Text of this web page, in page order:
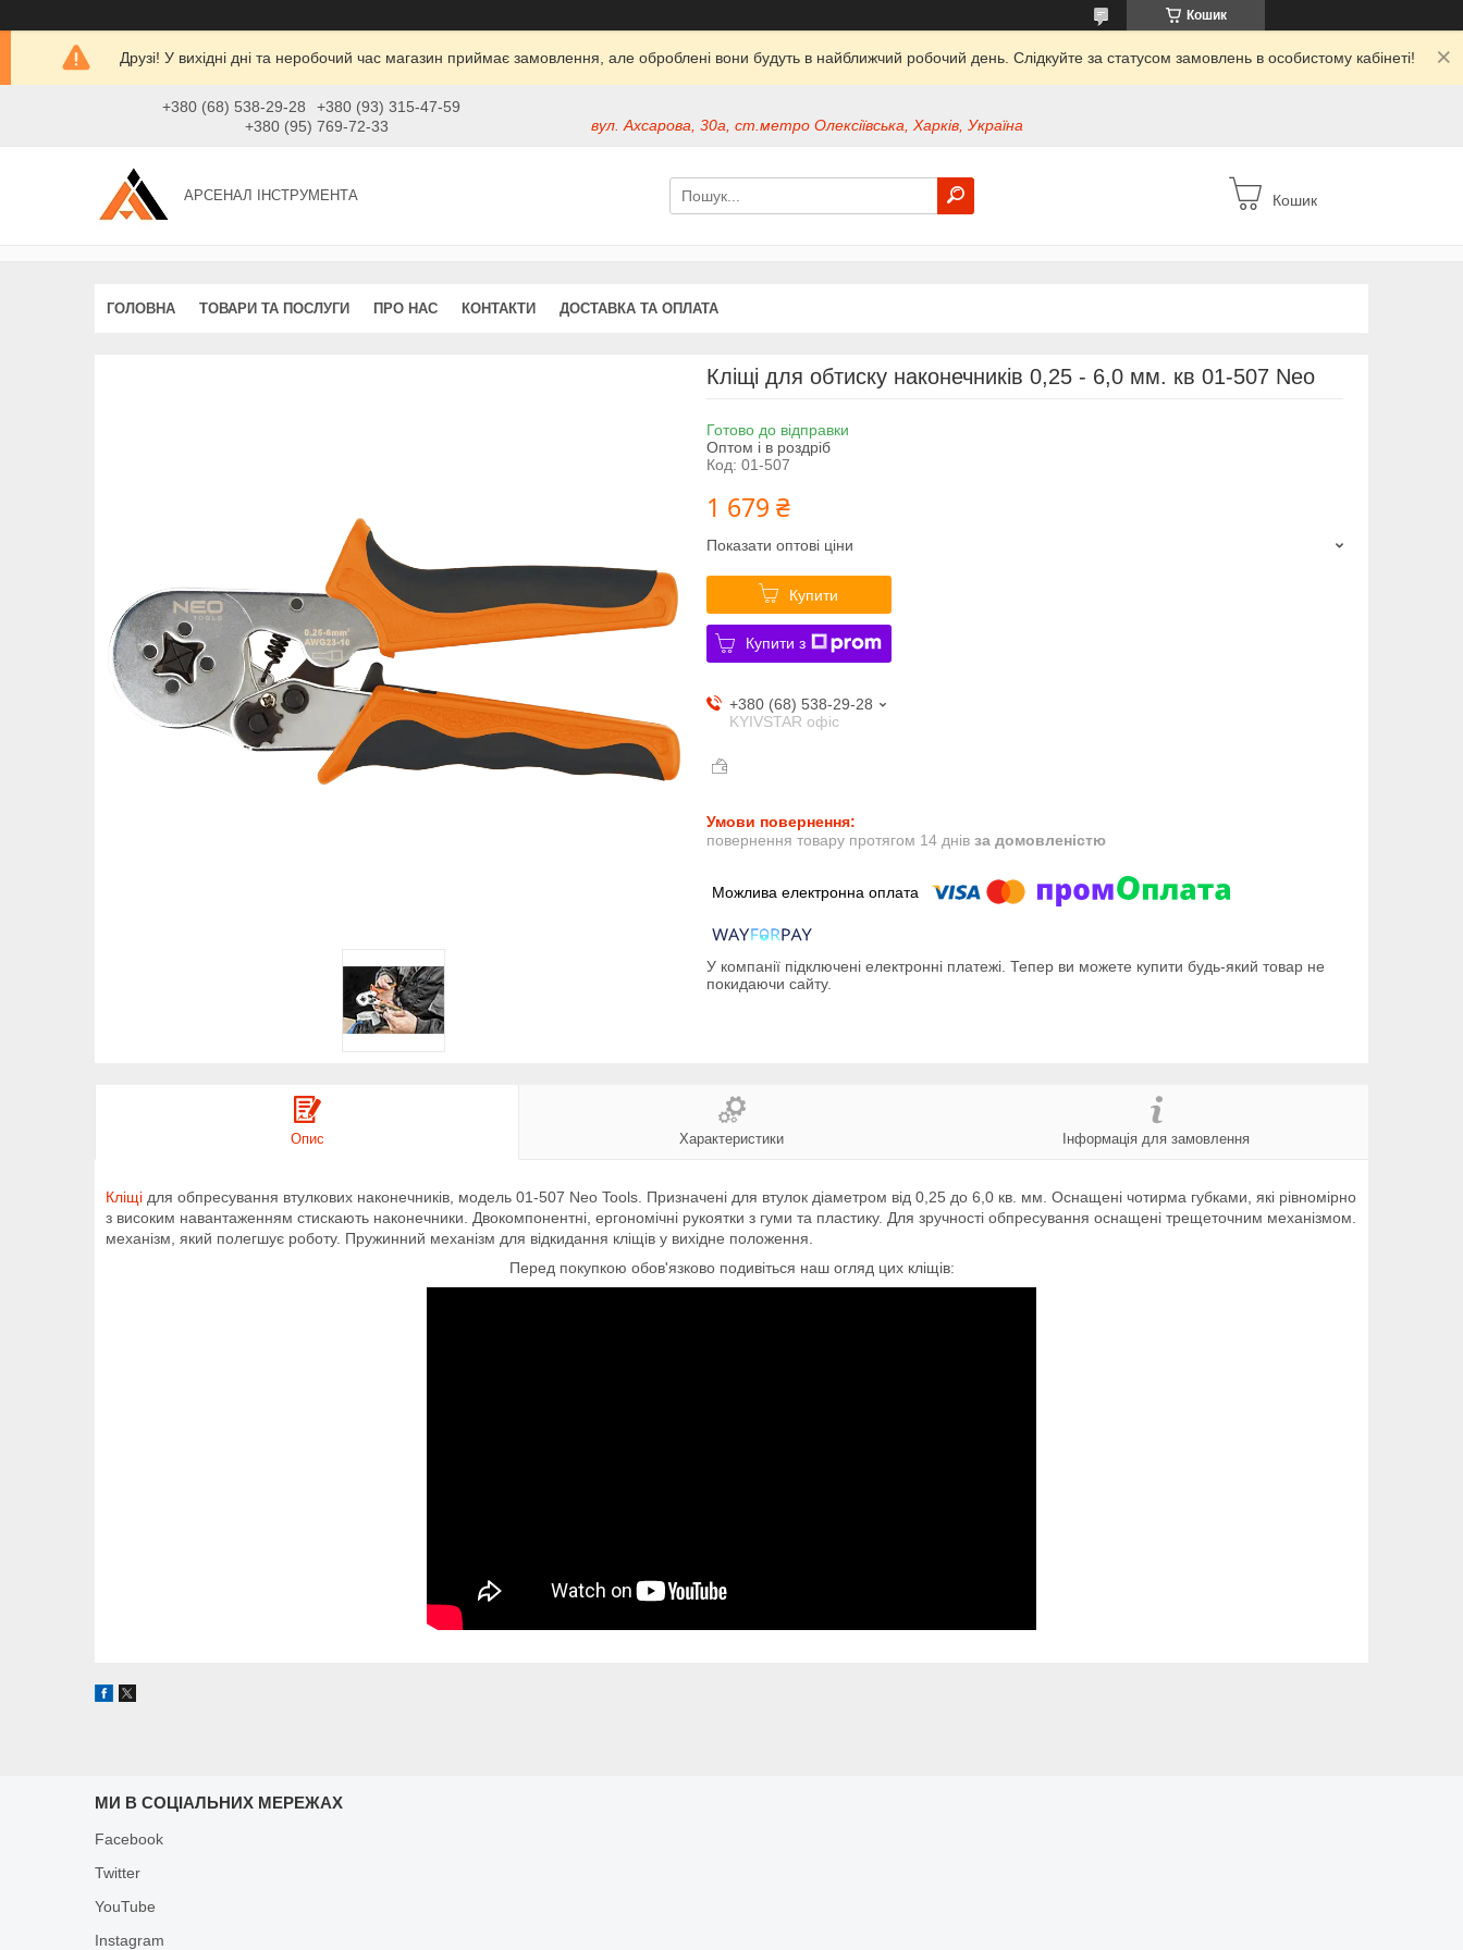
Кошик
Друзі! У вихідні дні та неробочий час магазин приймає замовлення, але оброблені вони будуть в найближчий робочий день. Слідкуйте за статусом замовлень в особистому кабінеті!
+380 (68) 538-29-28
+380 (93) 315-47-59
+380 (95) 769-72-33
вул. Ахсарова, 30а, ст.метро Олексіївська, Харків, Україна
АРСЕНАЛ ІНСТРУМЕНТА Кошик
ГОЛОВНА ТОВАРИ ТА ПОСЛУГИ ПРО НАС КОНТАКТИ ДОСТАВКА ТА ОПЛАТА
Кліщі для обтиску наконечників 0,25 - 6,0 мм. кв 01-507 Neo
Готово до відправки
Оптом і в роздріб
Код: 01-507
1 679 ₴
Показати оптові ціни
Купити
Купити з
+380 (68) 538-29-28
KYIVSTAR офіс
повернення товару протягом 14 днів за домовленістю
У компанії підключені електронні платежі. Тепер ви можете купити будь-який товар не
покидаючи сайту.
Опис Характеристики Інформація для замовлення
Кліщі для обпресування втулкових наконечників, модель 01-507 Neo Tools. Призначені для втулок діаметром від 0,25 до 6,0 кв. мм. Оснащені чотирма губками, які рівномірно
з високим навантаженням стискають наконечники. Двокомпонентні, ергономічні рукоятки з гуми та пластику. Для зручності обпресування оснащені трещеточним механізмом.
механізм, який полегшує роботу. Пружинний механізм для відкидання кліщів у вихідне положення.
Перед покупкою обов'язково подивіться наш огляд цих кліщів:
МИ В СОЦІАЛЬНИХ МЕРЕЖАХ
Facebook
Twitter
YouTube
Instagram